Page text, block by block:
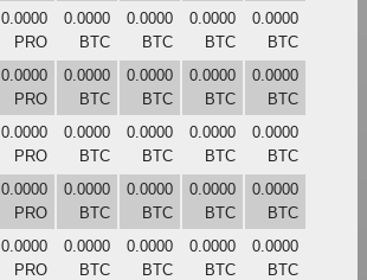
0.0000
PRO
0.0000
BTC
0.0000
BTC
0.0000
BTC
0.0000
BTC
0.0000
PRO
0.0000
BTC
0.0000
BTC
0.0000
BTC
0.0000
BTC
0.0000
PRO
0.0000
BTC
0.0000
BTC
0.0000
BTC
0.0000
BTC
0.0000
PRO
0.0000
BTC
0.0000
BTC
0.0000
BTC
0.0000
BTC
0.0000
PRO
0.0000
BTC
0.0000
BTC
0.0000
BTC
0.0000
BTC